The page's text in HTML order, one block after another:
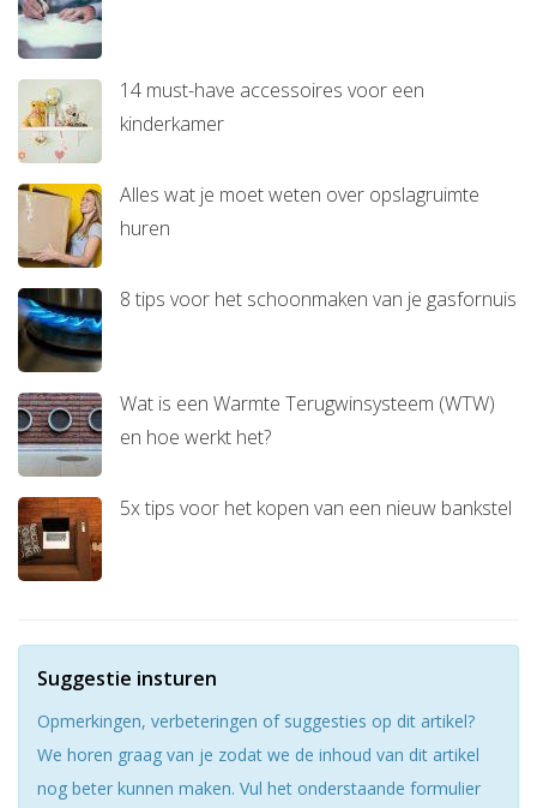
14 must-have accessoires voor een
kinderkamer
Alles wat je moet weten over opslagruimte
huren
8 tips voor het schoonmaken van je gasfornuis
Wat is een Warmte Terugwinsysteem (WTW)
en hoe werkt het?
5x tips voor het kopen van een nieuw bankstel
Suggestie insturen
Opmerkingen, verbeteringen of suggesties op dit artikel?
We horen graag van je zodat we de inhoud van dit artikel
nog beter kunnen maken. Vul het onderstaande formulier